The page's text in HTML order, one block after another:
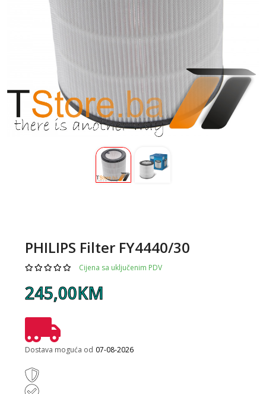
PHILIPS Filter FY4440/30
Cijena sa uključenim PDV
245,00KM
Dostava moguća od 07-08-2026